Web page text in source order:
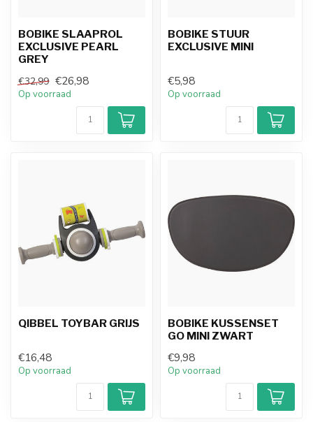
BOBIKE SLAAPROL
EXCLUSIVE PEARL
GREY
€32,99 €26,98
Op voorraad
BOBIKE STUUR
EXCLUSIVE MINI
€5,98
Op voorraad
QIBBEL TOYBAR GRIJS
€16,48
Op voorraad
BOBIKE KUSSENSET
GO MINI ZWART
€9,98
Op voorraad